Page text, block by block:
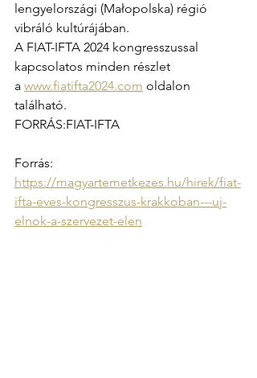
lengyelországi (Małopolska) régió
vibráló kultúrájában.
A FIAT-IFTA 2024 kongresszussal
kapcsolatos minden részlet
a www.fiatifta2024.com oldalon
található.
FORRÁS:FIAT-IFTA
Forrás:
https://magyartemetkezes.hu/hirek/fiat-
ifta-eves-kongresszus-krakkoban---uj-
elnok-a-szervezet-elen